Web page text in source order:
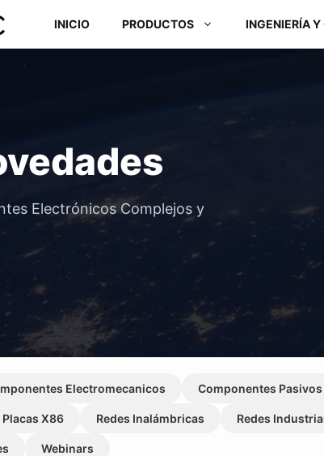
INICIO PRODUCTOS
Box PC y Panel PC
INGENIERÍA
Electrónicos Complejos y
Electromecanicos Componentes Pasivos
X86 Redes Inalámbricas Redes
Webinars